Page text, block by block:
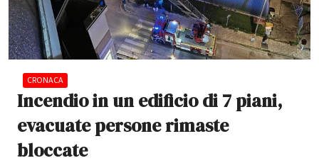
CRONACA
Incendio in un edificio di 7 piani,
evacuate persone rimaste
bloccate